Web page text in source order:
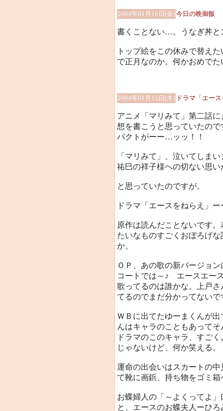
2004年01月16日(金)今日の晩御飯
書くことない…。うなぎ丼と
トップ絵をこの休みで替え
で正月なのか。何かおめで
2004年01月15日(木) ドラマ「エー
アニメ「マリみて」第二話
想を書こうと思っていたの
パクトがーー…ッッ！！
「マリみて」、泣いてしま
祐巳の祥子様への切ない思
と思っていたのですが。
ドラマ「エースをねらえ」
原作は読んだことないです
たいなものすごくおぼろげ
か。
ＯＰ、あの歌の新バージョ
コートでは～♪ エースエー
歌ってるのは誰かな。上戸
てるのでまだ分かってないで
ＷＢに出てたゆーまくんが
んはキャラのこともあって
ドラマのこのキャラ、すご
じゃないけど、何か笑える
運命の出会いはスカートの
て靴に画鋲、持ち物をゴミ
お蝶婦人の「～よくってよ
と、エースのお蝶夫人ーひ